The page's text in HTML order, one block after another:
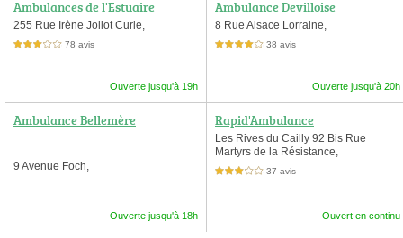
Ambulances de l'Estuaire
255 Rue Irène Joliot Curie,
3,0 étoiles sur 5 78 avis
Ouverte jusqu'à 19h
Ambulance Devilloise
8 Rue Alsace Lorraine,
4,0 étoiles sur 5 38 avis
Ouverte jusqu'à 20h
Ambulance Bellemère
9 Avenue Foch,
Ouverte jusqu'à 18h
Rapid'Ambulance
Les Rives du Cailly 92 Bis Rue
Martyrs de la Résistance,
3,0 étoiles sur 5 37 avis
Ouvert en continu